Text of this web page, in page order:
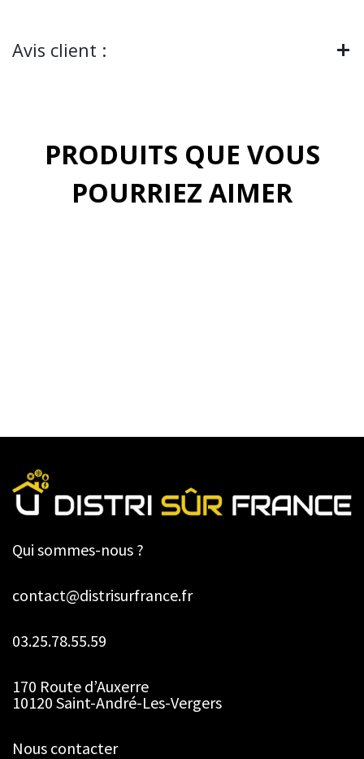
Avis client :
PRODUITS QUE VOUS
POURRIEZ AIMER
Qui sommes-nous ?
contact@distrisurfrance.fr
03.25.78.55.59
170 Route d’Auxerre
10120 Saint-André-Les-Vergers
Nous contacter